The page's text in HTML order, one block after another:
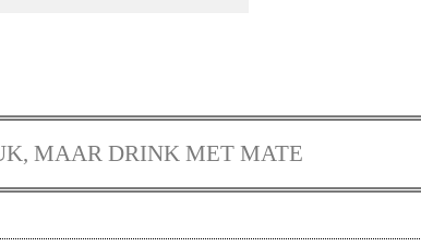
MAAR DRINK MET MATE